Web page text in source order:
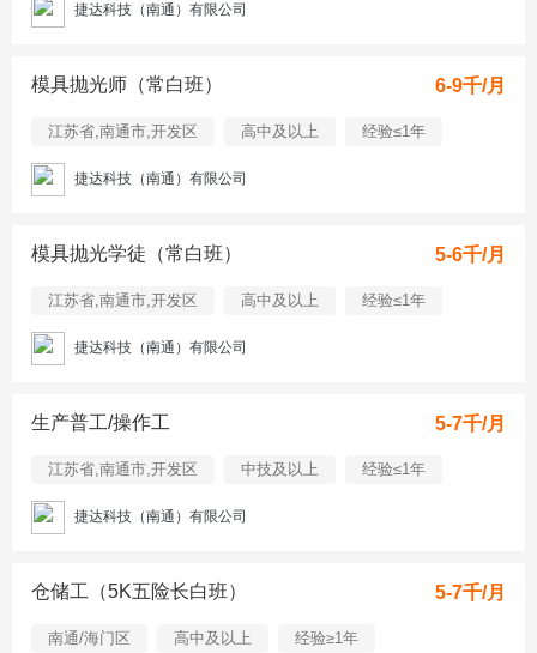
捷达科技（南通）有限公司
模具抛光师（常白班） 6-9千/月
江苏省,南通市,开发区 高中及以上 经验≤1年
捷达科技（南通）有限公司
模具抛光学徒（常白班） 5-6千/月
江苏省,南通市,开发区 高中及以上 经验≤1年
捷达科技（南通）有限公司
生产普工/操作工 5-7千/月
江苏省,南通市,开发区 中技及以上 经验≤1年
捷达科技（南通）有限公司
仓储工（5K五险长白班） 5-7千/月
南通/海门区 高中及以上 经验≥1年